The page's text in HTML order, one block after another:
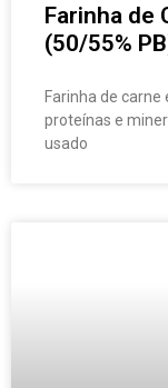
Farinha de
(50/55%
Farinha de carne
proteínas e
usado